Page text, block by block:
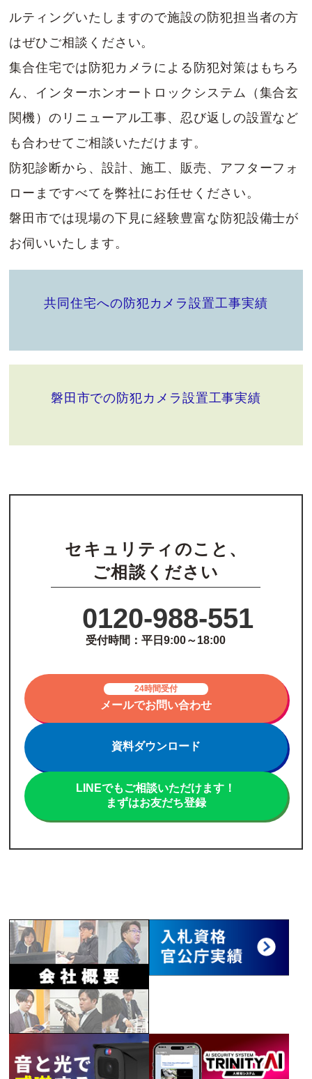
ルティングいたしますので施設の防犯担当者の方
はぜひご相談ください。
集合住宅では防犯カメラによる防犯対策はもちろ
ん、インターホンオートロックシステム（集合玄
関機）のリニューアル工事、忍び返しの設置など
も合わせてご相談いただけます。
防犯診断から、設計、施工、販売、アフターフォ
ローまですべてを弊社にお任せください。
磐田市では現場の下見に経験豊富な防犯設備士が
お伺いいたします。
共同住宅への防犯カメラ設置工事実績
磐田市での防犯カメラ設置工事実績
セキュリティのこと、
ご相談ください
0120-988-551
受付時間：平日9:00～18:00
24時間受付
メールでお問い合わせ
資料ダウンロード
LINEでもご相談いただけます！
まずはお友だち登録